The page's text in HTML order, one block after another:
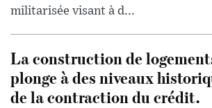
militarisée visant à d...
La construction de
plonge à des niveaux
de la contraction du crédit.